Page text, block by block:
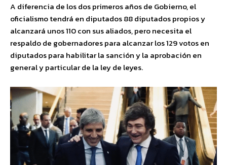
A diferencia de los dos primeros años de Gobierno, el
oficialismo tendrá en diputados 88 diputados propios y
alcanzará unos 110 con sus aliados, pero necesita el
respaldo de gobernadores para alcanzar los 129 votos en
diputados para habilitar la sanción y la aprobación en
general y particular de la ley de leyes.